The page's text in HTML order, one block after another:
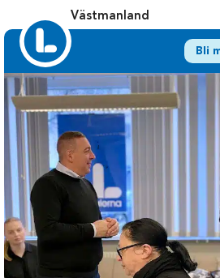
Västmanland
Bli